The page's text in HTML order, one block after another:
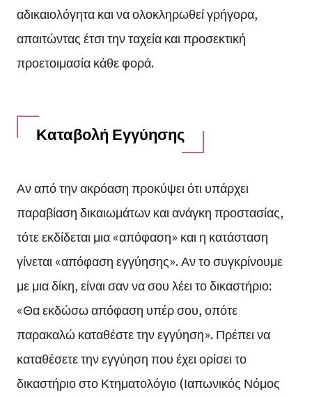
αδικαιολόγητα και να ολοκληρωθεί γρήγορα,
απαιτώντας έτσι την ταχεία και προσεκτική
προετοιμασία κάθε φορά.
Καταβολή Εγγύησης
Αν από την ακρόαση προκύψει ότι υπάρχει
παραβίαση δικαιωμάτων και ανάγκη προστασίας,
τότε εκδίδεται μια «απόφαση» και η κατάσταση
γίνεται «απόφαση εγγύησης». Αν το συγκρίνουμε
με μια δίκη, είναι σαν να σου λέει το δικαστήριο:
«Θα εκδώσω απόφαση υπέρ σου, οπότε
παρακαλώ καταθέστε την εγγύηση». Πρέπει να
καταθέσετε την εγγύηση που έχει ορίσει το
δικαστήριο στο Κτηματολόγιο (Ιαπωνικός Νόμος